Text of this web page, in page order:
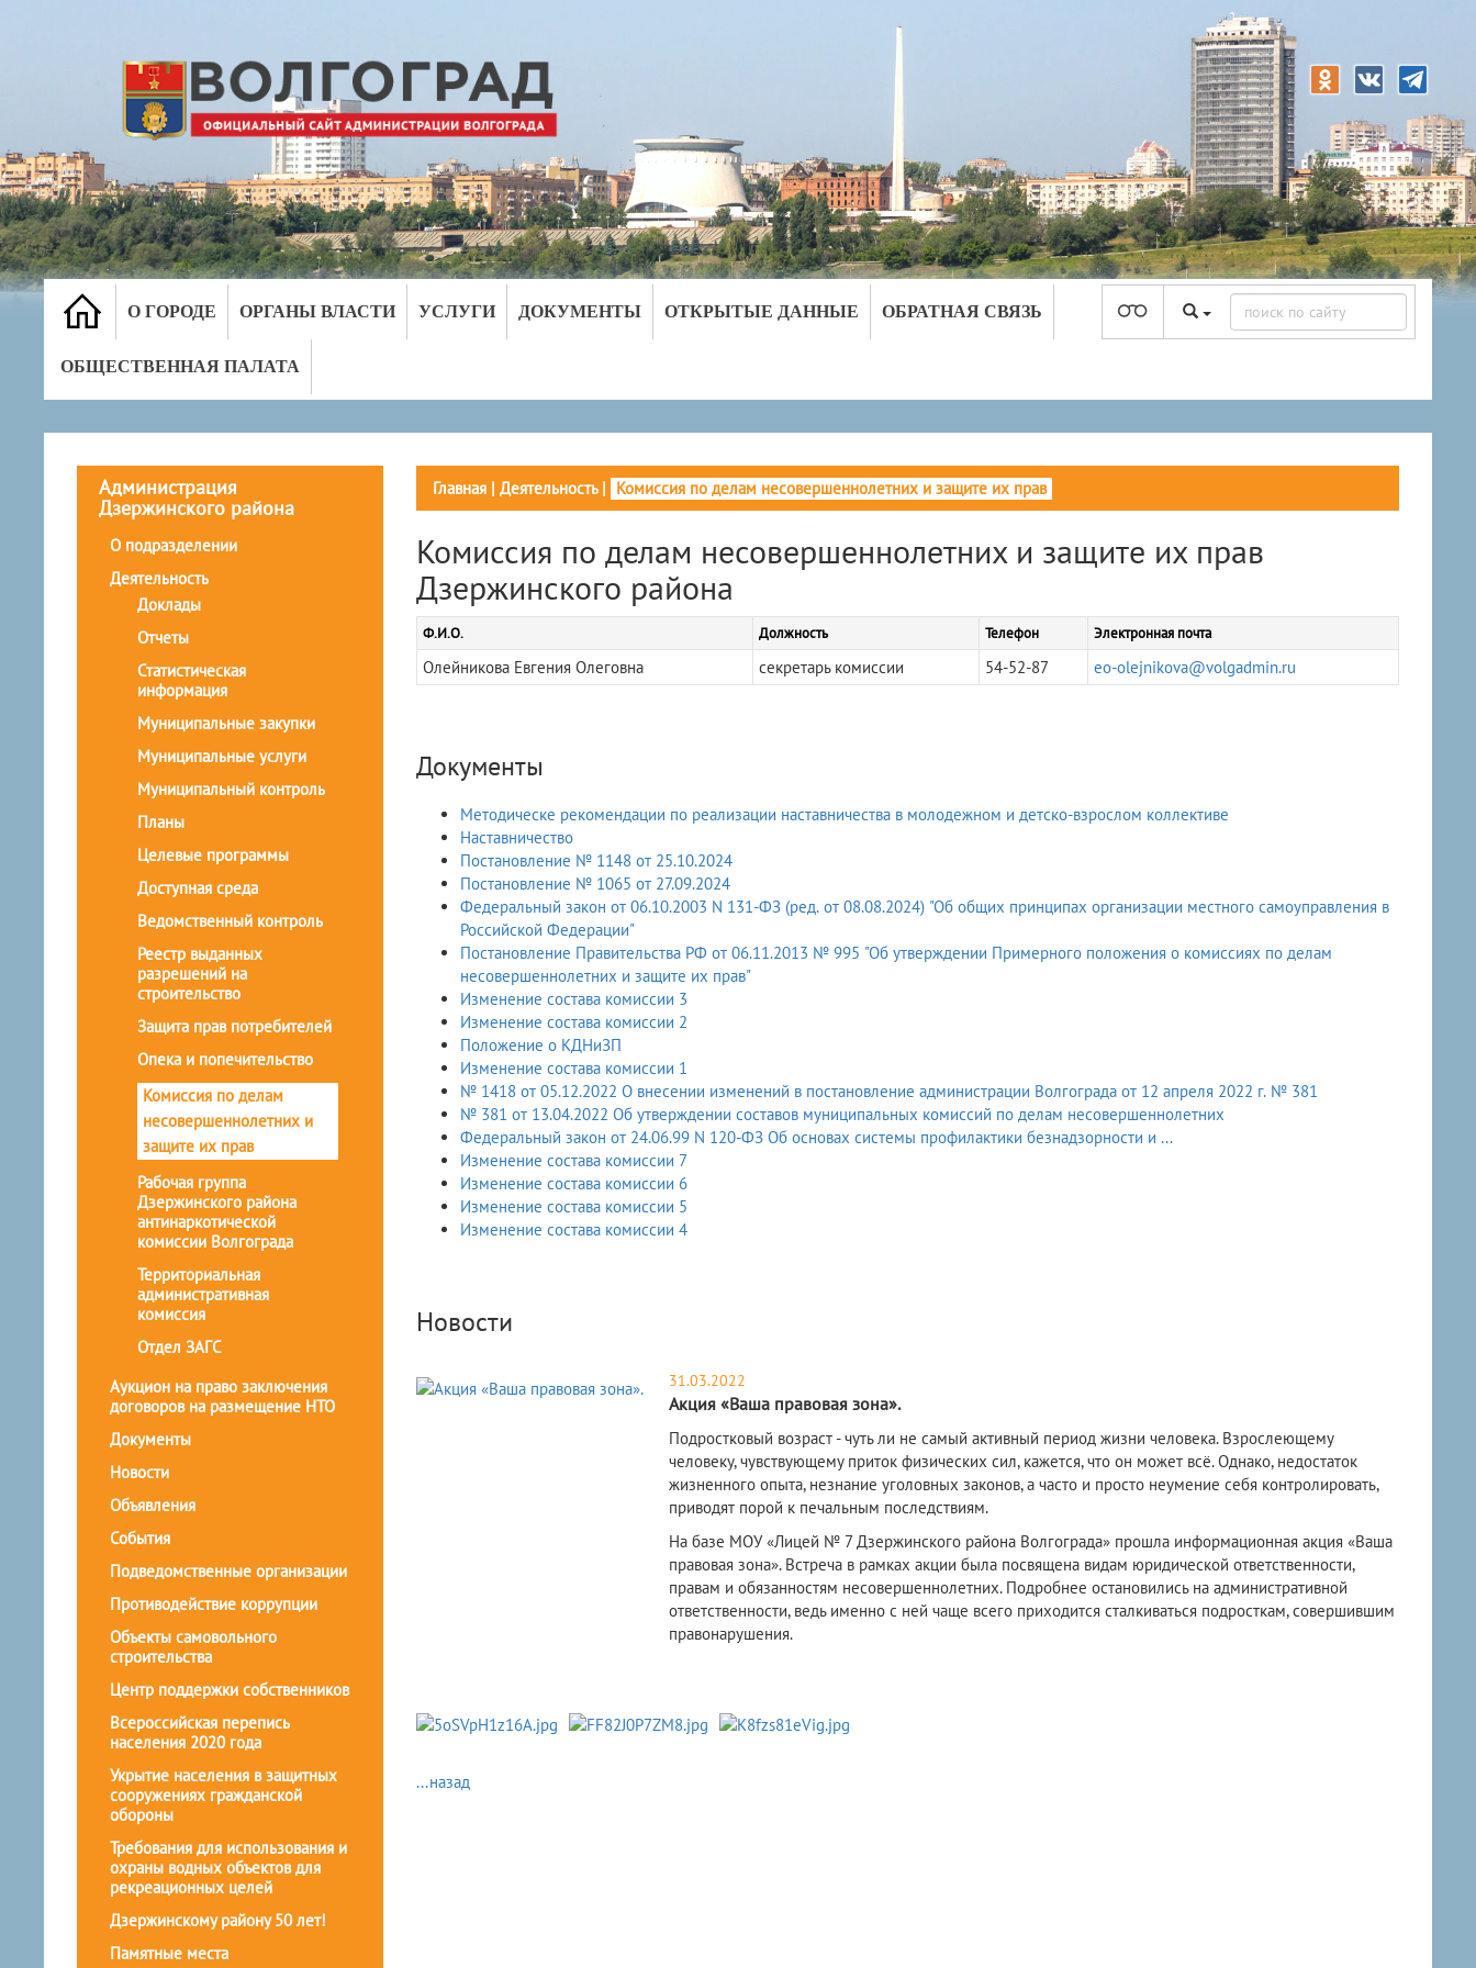
О ГОРОДЕ ОРГАНЫ ВЛАСТИ УСЛУГИ ДОКУМЕНТЫ ОТКРЫТЫЕ ДАННЫЕ ОБРАТНАЯ СВЯЗЬ
ОБЩЕСТВЕННАЯ ПАЛАТА
Администрация
Дзержинского района
О подразделении
Деятельность
Доклады
Отчеты
Статистическая
информация
Муниципальные закупки
Муниципальные услуги
Муниципальный контроль
Планы
Целевые программы
Доступная среда
Ведомственный контроль
Реестр выданных
разрешений на
строительство
Защита прав потребителей
Опека и попечительство
Комиссия по делам
несовершеннолетних и
защите их прав
Рабочая группа
Дзержинского района
антинаркотической
комиссии Волгограда
Территориальная
административная
комиссия
Отдел ЗАГС
Аукцион на право заключения
договоров на размещение НТО
Документы
Новости
Объявления
События
Подведомственные организации
Противодействие коррупции
Объекты самовольного
строительства
Центр поддержки собственников
Всероссийская перепись
населения 2020 года
Укрытие населения в защитных
сооружениях гражданской
обороны
Требования для использования и
охраны водных объектов для
рекреационных целей
Дзержинскому району 50 лет!
Памятные места
Главная| Деятельность| Комиссия по делам несовершеннолетних и защите их прав
Комиссия по делам несовершеннолетних и защите их прав
Дзержинского района
Ф.И.О. Должность Телефон Электронная почта
Олейникова Евгения Олеговна секретарь комиссии 54-52-87 eo-olejnikova@volgadmin.ru
Документы
Методическе рекомендации по реализации наставничества в молодежном и детско-взрослом коллективе
Наставничество
Постановление № 1148 от 25.10.2024
Постановление № 1065 от 27.09.2024
Федеральный закон от 06.10.2003 N 131-ФЗ (ред. от 08.08.2024) "Об общих принципах организации местного самоуправления в
Российской Федерации"
Постановление Правительства РФ от 06.11.2013 № 995 "Об утверждении Примерного положения о комиссиях по делам
несовершеннолетних и защите их прав"
Изменение состава комиссии 3
Изменение состава комиссии 2
Положение о КДНиЗП
Изменение состава комиссии 1
№ 1418 от 05.12.2022 О внесении изменений в постановление администрации Волгограда от 12 апреля 2022 г. № 381
№ 381 от 13.04.2022 Об утверждении составов муниципальных комиссий по делам несовершеннолетних
Федеральный закон от 24.06.99 N 120-ФЗ Об основах системы профилактики безнадзорности и ...
Изменение состава комиссии 7
Изменение состава комиссии 6
Изменение состава комиссии 5
Изменение состава комиссии 4
Новости
31.03.2022
Акция «Ваша правовая зона».
Подростковый возраст - чуть ли не самый активный период жизни человека. Взрослеющему
человеку, чувствующему приток физических сил, кажется, что он может всё. Однако, недостаток
жизненного опыта, незнание уголовных законов, а часто и просто неумение себя контролировать,
приводят порой к печальным последствиям.
На базе МОУ «Лицей № 7 Дзержинского района Волгограда» прошла информационная акция «Ваша
правовая зона». Встреча в рамках акции была посвящена видам юридической ответственности,
правам и обязанностям несовершеннолетних. Подробнее остановились на административной
ответственности, ведь именно с ней чаще всего приходится сталкиваться подросткам, совершившим
правонарушения.
...назад